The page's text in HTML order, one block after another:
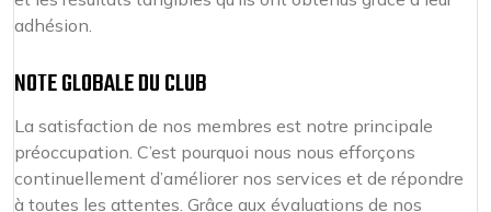
adhésion.
NOTE GLOBALE DU CLUB
La satisfaction de nos membres est notre principale
préoccupation. C’est pourquoi nous nous efforçons
continuellement d’améliorer nos services et de répondre
à toutes les attentes. Grâce aux évaluations de nos